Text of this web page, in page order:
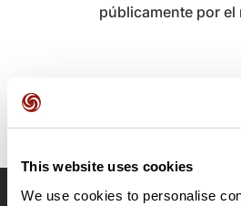
This website uses cookies
We use cookies to personalise
públicamente por el